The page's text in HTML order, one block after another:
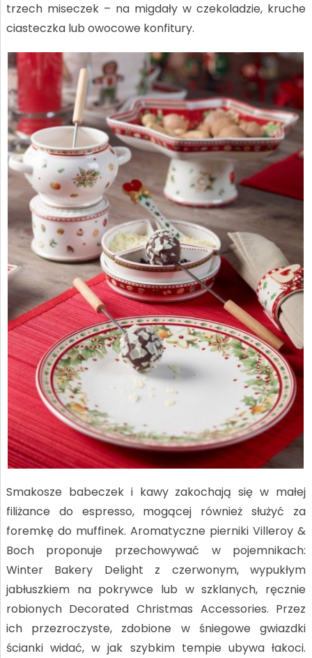
trzech miseczek – na migdały w czekoladzie, kruche
ciasteczka lub owocowe konfitury.
Smakosze babeczek i kawy zakochają się w małej
filiżance do espresso, mogącej również służyć za
foremkę do muffinek. Aromatyczne pierniki Villeroy &
Boch proponuje przechowywać w pojemnikach:
Winter Bakery Delight z czerwonym, wypukłym
jabłuszkiem na pokrywce lub w szklanych, ręcznie
robionych Decorated Christmas Accessories. Przez
ich przezroczyste, zdobione w śniegowe gwiazdki
ścianki widać, w jak szybkim tempie ubywa łakoci.